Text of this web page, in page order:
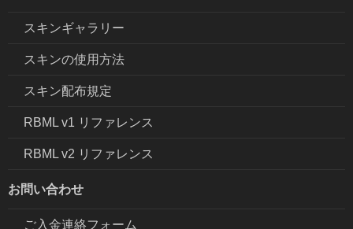
スキンギャラリー
スキンの使用方法
スキン配布規定
RBML v1 リファレンス
RBML v2 リファレンス
お問い合わせ
ご入金連絡フォーム